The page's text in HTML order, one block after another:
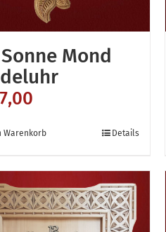
Mond
Warenkorb Details